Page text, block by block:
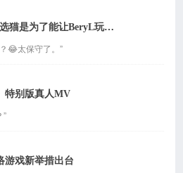
Reddit热议DK击败FPX：选猫是为了能让BeryL玩原神
😂太保守了。”
特别版真人MV
游戏新举措出台